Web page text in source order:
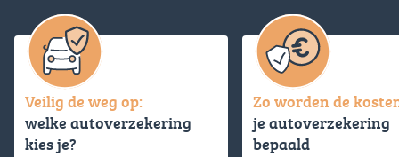
Veilig de weg op:
welke autoverzekering
kies je?
Zo worden de
je autoverzekering
bepaald